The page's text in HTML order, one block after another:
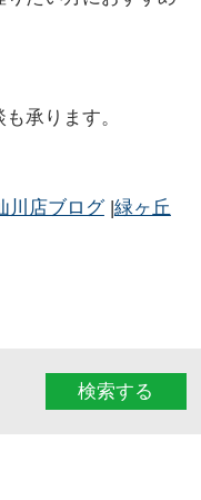
承ります。
川店ブログ|緑ヶ丘
検索する